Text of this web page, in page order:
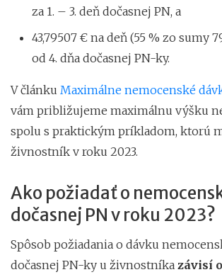
za 1. – 3. deň dočasnej PN, a
43,79507 € na deň (55 % zo sumy
od 4. dňa dočasnej PN-ky.
V článku Maximálne nemocenské
vám približujeme maximálnu výšku
spolu s praktickým príkladom, ktorú
živnostník v roku 2023.
Ako požiadať o
dočasnej PN v roku 2023?
Spôsob požiadania o dávku
dočasnej PN-ky u živnostníka závisí